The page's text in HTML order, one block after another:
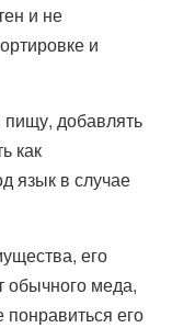
и не
и
добавлять
как
язык в случае
его
обычного меда,
его